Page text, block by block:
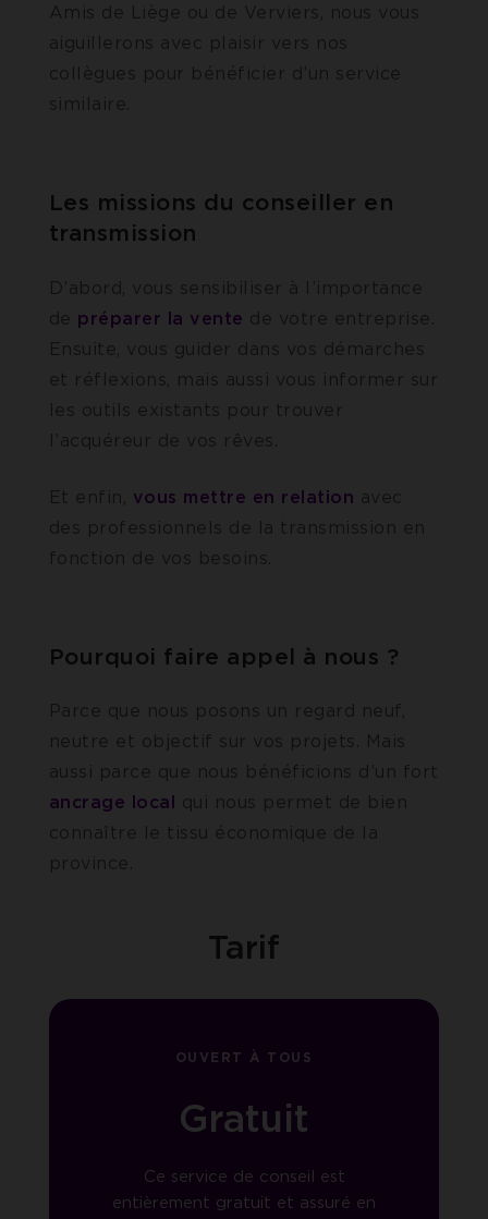
Amis de Liège ou de Verviers, nous vous
aiguillerons avec plaisir vers nos
collègues pour bénéficier d’un service
similaire.
Les missions du conseiller en
transmission
D’abord, vous sensibiliser à l’importance
de préparer la vente de votre entreprise.
Ensuite, vous guider dans vos démarches
et réflexions, mais aussi vous informer sur
les outils existants pour trouver
l’acquéreur de vos rêves.
Et enfin, vous mettre en relation avec
des professionnels de la transmission en
fonction de vos besoins.
Pourquoi faire appel à nous ?
Parce que nous posons un regard neuf,
neutre et objectif sur vos projets. Mais
aussi parce que nous bénéficions d’un fort
ancrage local
qui nous permet de bien
connaître le tissu économique de la
province.
Tarif
OUVERT À TOUS
Gratuit
Ce service de conseil est
entièrement gratuit et assuré en